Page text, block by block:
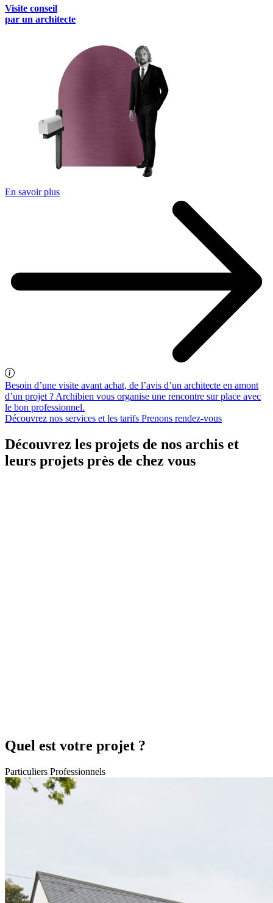
Visite conseil
par un architecte
En savoir plus
Besoin d’une visite avant achat, de l’avis d’un architecte en amont
d’un projet ? Archibien vous organise une rencontre sur place avec
le bon professionnel.
Découvrez nos services et les tarifs Prenons rendez-vous
Découvrez les projets de nos archis et
leurs projets près de chez vous
Quel est votre projet ?
Particuliers Professionnels